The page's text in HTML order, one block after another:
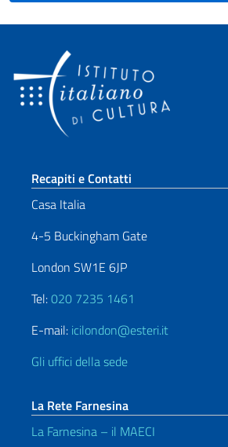
Sezione footer
Recapiti e Contatti
Casa Italia
4-5 Buckingham Gate
London SW1E 6JP
Tel:020 7235 1461
E-mail: icilondon@esteri.it
Gli uffici della sede
La Rete Farnesina
La Farnesina – il MAECI